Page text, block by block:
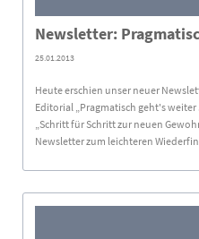
Newsletter:
25.01.2013
Heute erschien unser neuer
Editorial „Pragmatisch geht's
„Schritt für Schritt zur neuen
Newsletter zum leichteren